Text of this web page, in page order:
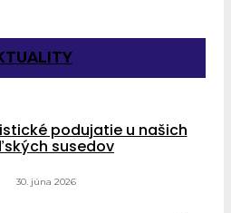
podujatie u našich
susedov
30. júna 2026